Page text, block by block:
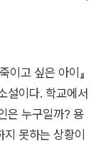
이고 싶은 아이』
설이다. 학교에서
은 누구일까? 용
못하는 상황이